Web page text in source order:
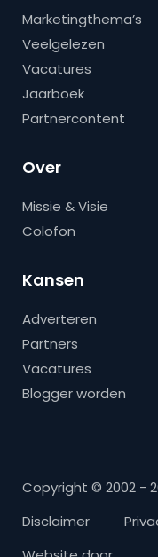
Marketingthema’s
Veelgelezen
Vacatures
Jaarboek
Partnercontent
Over
Missie & Visie
Colofon
Kansen
Adverteren
Partners
Vacatures
Blogger worden
Copyright © 2002 -
Disclaimer